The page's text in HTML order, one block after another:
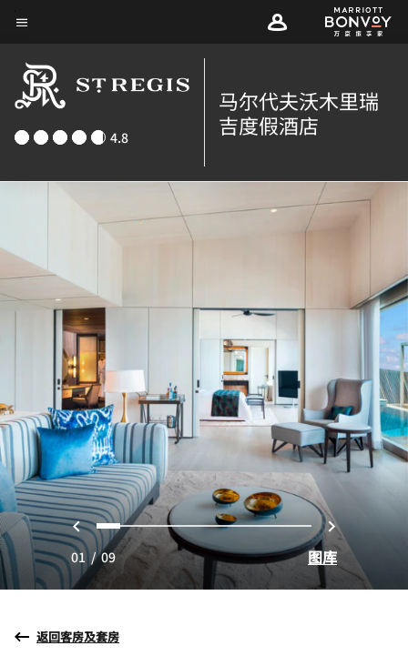
Skip
main
content
4.8
马尔代夫沃木里瑞
吉度假酒店
上一页
0 1 2 3 4 5 6 7 8 下一页
01 /09 图库
返回客房及套房